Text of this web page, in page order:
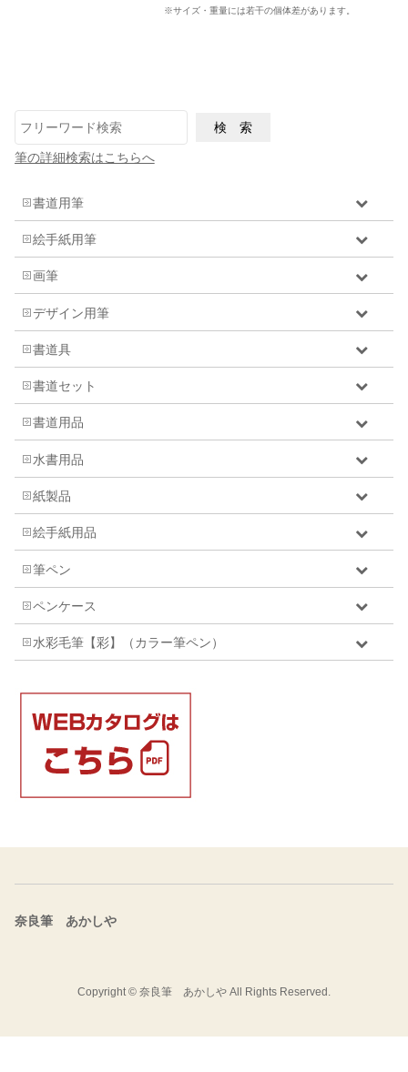
※サイズ・重量には若干の個体差があります。
筆の詳細検索はこちらへ
書道用筆
絵手紙用筆
画筆
デザイン用筆
書道具
書道セット
書道用品
水書用品
紙製品
絵手紙用品
筆ペン
ペンケース
水彩毛筆【彩】（カラー筆ペン）
奈良筆 あかしや
Copyright © 奈良筆 あかしや All Rights Reserved.